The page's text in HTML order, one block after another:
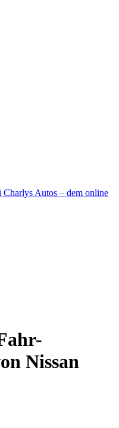
informativ. interaktiv
Autos – dem online
Nissan